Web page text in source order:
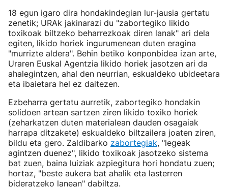
18 egun igaro dira hondakindegian lur-jausia gertatu
zenetik; URAk jakinarazi du "zabortegiko likido
toxikoak biltzeko beharrezkoak diren lanak" ari dela
egiten, likido horiek ingurumenean duten eragina
"murrizte aldera". Behin betiko konponbidea izan arte,
Uraren Euskal Agentzia likido horiek jasotzen ari da
ahalegintzen, ahal den neurrian, eskualdeko ubideetara
eta ibaietara hel ez daitezen.
Ezbeharra gertatu aurretik, zabortegiko hondakin
solidoen artean sartzen ziren likido toxiko horiek
(zeharkatzen duten materialean dauden osagaiak
harrapa ditzakete) eskualdeko biltzailera joaten ziren,
bildu eta gero. Zaldibarko zabortegiak, "legeak
agintzen duenez", likido toxikoak jasotzeko sistema
bat zuen, baina luiziak azpiegitura hori hondatu zuen;
hortaz, "beste aukera bat ahalik eta lasterren
bideratzeko lanean" dabiltza.